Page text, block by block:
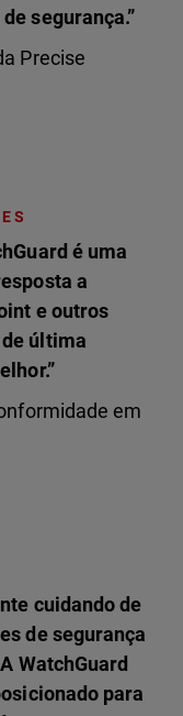
segurança.”
Precise
é uma
a
e outros
última
em
cuidando de
de segurança
WatchGuard
para